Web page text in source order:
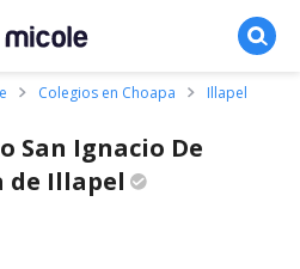
buscador de colegios
Colegios en Choapa Illapel
San Ignacio De
de Illapel